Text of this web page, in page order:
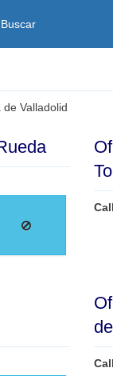
Buscar
Valladolid